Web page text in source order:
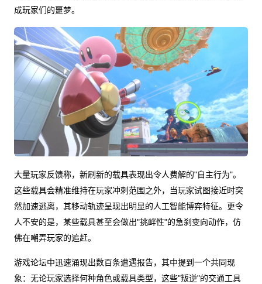
成玩家们的噩梦。
大量玩家反馈称，新刷新的载具表现出令人费解的"自主行为"。
这些载具会精准维持在玩家冲刺范围之外，当玩家试图接近时突
然加速逃离，其移动轨迹呈现出明显的人工智能博弈特征。更令
人不安的是，某些载具甚至会做出"挑衅性"的急刹变向动作，仿
佛在嘲弄玩家的追赶。
游戏论坛中迅速涌现出数百条遭遇报告，其中提到一个共同现
象：无论玩家选择何种角色或载具类型，这些"叛逆"的交通工具